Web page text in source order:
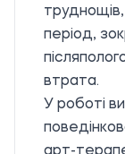
період,
втрата.
У роботі